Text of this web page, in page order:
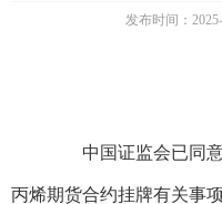
发布时间：
中国证监会已同意
丙烯期货合约挂牌有关事